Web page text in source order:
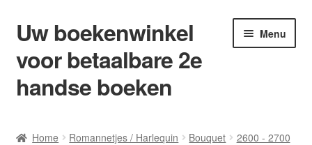
Ga
door
naar
navigatie
Ga
naar
de
inhoud
Uw boekenwinkel
voor betaalbare 2e
handse boeken
Menu
Home Romannetjes / Harlequin Bouquet
2600 - 2700